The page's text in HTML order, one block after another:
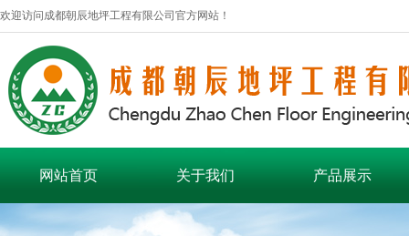
欢迎访问成都朝辰地坪工程有限公司官方网站！
网站首页 关于我们 产品展示